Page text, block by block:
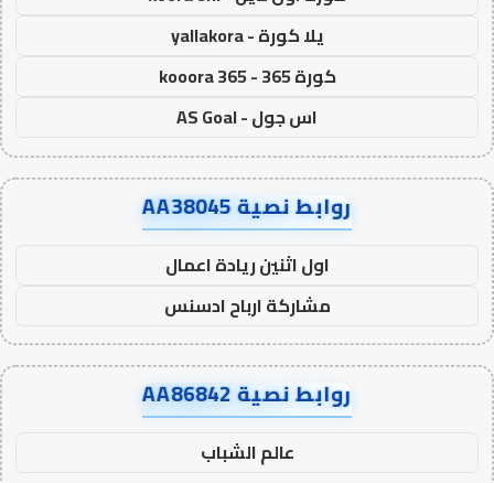
يلا كورة - yallakora
كورة 365 - kooora 365
اس جول - AS Goal
روابط نصية AA38045
اول اثنين ريادة اعمال
مشاركة ارباح ادسنس
روابط نصية AA86842
عالم الشباب